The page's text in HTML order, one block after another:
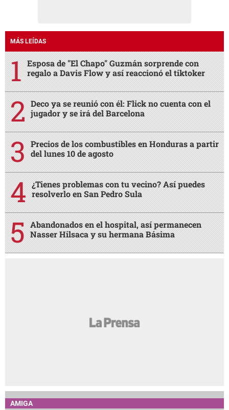
MÁS LEÍDAS
Esposa de "El Chapo" Guzmán sorprende con
regalo a Davis Flow y así reaccionó el tiktoker
Deco ya se reunió con él: Flick no cuenta con el
jugador y se irá del Barcelona
Precios de los combustibles en Honduras a partir
del lunes 10 de agosto
¿Tienes problemas con tu vecino? Así puedes
resolverlo en San Pedro Sula
Abandonados en el hospital, así permanecen
Nasser Hilsaca y su hermana Básima
AMIGA